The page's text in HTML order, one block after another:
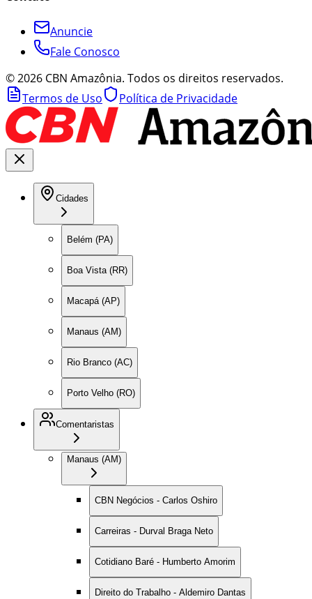
Anuncie
Fale Conosco
©2026 CBN Amazônia. Todos os direitos reservados.
Termos de Uso
Política de Privacidade
Cidades
Belém (PA)
Boa Vista (RR)
Macapá (AP)
Manaus (AM)
Rio Branco (AC)
Porto Velho (RO)
Comentaristas
Manaus (AM)
CBN Negócios - Carlos Oshiro
Carreiras - Durval Braga Neto
Cotidiano Baré - Humberto Amorim
Direito do Trabalho - Aldemiro Dantas